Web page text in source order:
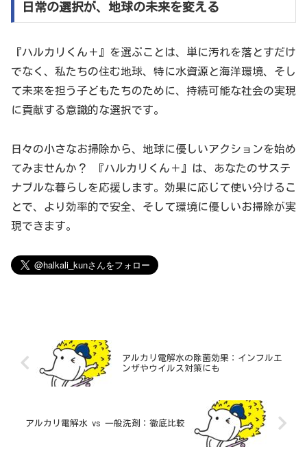
日常の選択が、地球の未来を変える
『ハルカリくん＋』を選ぶことは、単に汚れを落とすだけ
でなく、私たちの住む地球、特に水資源と海洋環境、そし
て未来を担う子どもたちのために、持続可能な社会の実現
に貢献する意識的な選択です。
日々の小さなお掃除から、地球に優しいアクションを始め
てみませんか？ 『ハルカリくん＋』は、あなたのサステ
ナブルな暮らしを応援します。効果に応じて使い分けるこ
とで、より効率的で安全、そして環境に優しいお掃除が実
現できます。
アルカリ電解水の除菌効果：インフルエ
ンザやウイルス対策にも
アルカリ電解水 vs 一般洗剤：徹底比較